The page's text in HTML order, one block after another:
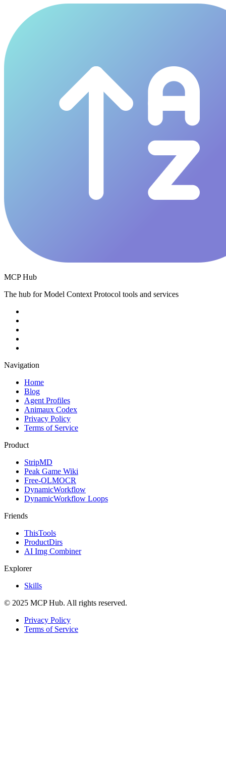
MCP Hub
The hub for Model Context Protocol tools and services
Navigation
Home
Blog
Agent Profiles
Animaux Codex
Privacy Policy
Terms of Service
Product
StripMD
Peak Game Wiki
Free-OLMOCR
DynamicWorkflow
DynamicWorkflow Loops
Friends
ThisTools
ProductDirs
AI Img Combiner
Explorer
Skills
© 2025 MCP Hub. All rights reserved.
Privacy Policy
Terms of Service